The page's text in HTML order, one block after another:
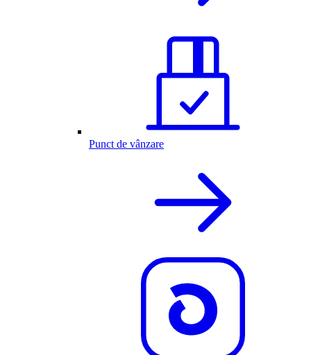
Punct de vânzare